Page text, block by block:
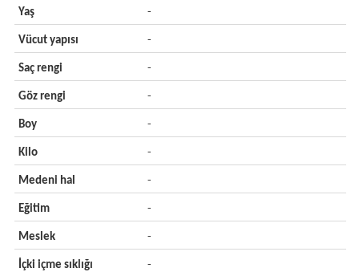
Yaş -
Vücut yapısı -
Saç rengi -
Göz rengi -
Boy -
Kilo -
Medeni hal -
Eğitim -
Meslek -
İçki içme sıklığı -